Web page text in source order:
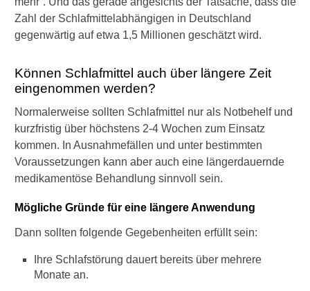
Zahl der Schlafmittelabhängigen in Deutschland
gegenwärtig auf etwa 1,5 Millionen geschätzt wird.
Können Schlafmittel auch über längere Zeit
eingenommen werden?
Normalerweise sollten Schlafmittel nur als Notbehelf und
kurzfristig über höchstens 2-4 Wochen zum Einsatz
kommen. In Ausnahmefällen und unter bestimmten
Voraussetzungen kann aber auch eine längerdauernde
medikamentöse Behandlung sinnvoll sein.
Mögliche Gründe für eine längere Anwendung
Dann sollten folgende Gegebenheiten erfüllt sein:
Ihre Schlafstörung dauert bereits über mehrere
Monate an.
a
t
b
l
t
w
i
d
r
o
s